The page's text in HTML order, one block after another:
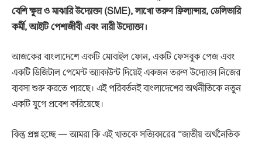
বেশি ক্ষুদ্র ও মাঝারি উদ্যোক্তা (SME), লাখো তরুণ ফ্রিল্যান্সার, ডেলিভারি
কর্মী, আইটি পেশাজীবী এবং নারী উদ্যোক্তা।
আজকের বাংলাদেশে একটি মোবাইল ফোন, একটি ফেসবুক পেজ এবং
একটি ডিজিটাল পেমেন্ট অ্যাকাউন্ট দিয়েই একজন তরুণ উদ্যোক্তা নিজের
ব্যবসা শুরু করতে পারছে। এই পরিবর্তনই বাংলাদেশের অর্থনীতিকে নতুন
একটি যুগে প্রবেশ করিয়েছে।
কিন্তু প্রশ্ন হচ্ছে — আমরা কি এই খাতকে সত্যিকারের “জাতীয় অর্থনৈতিক